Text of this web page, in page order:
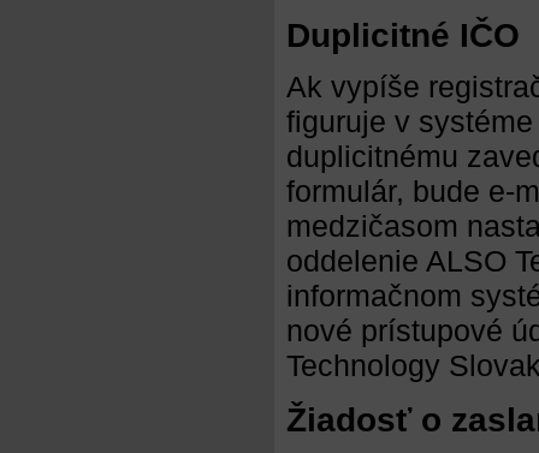
Duplicitné IČO
Ak vypíše
figuruje v
duplicitnému
formulár, bude e-
medzičasom
oddelenie ALSO
informačnom
nové prístupové
Technology
Žiadosť o